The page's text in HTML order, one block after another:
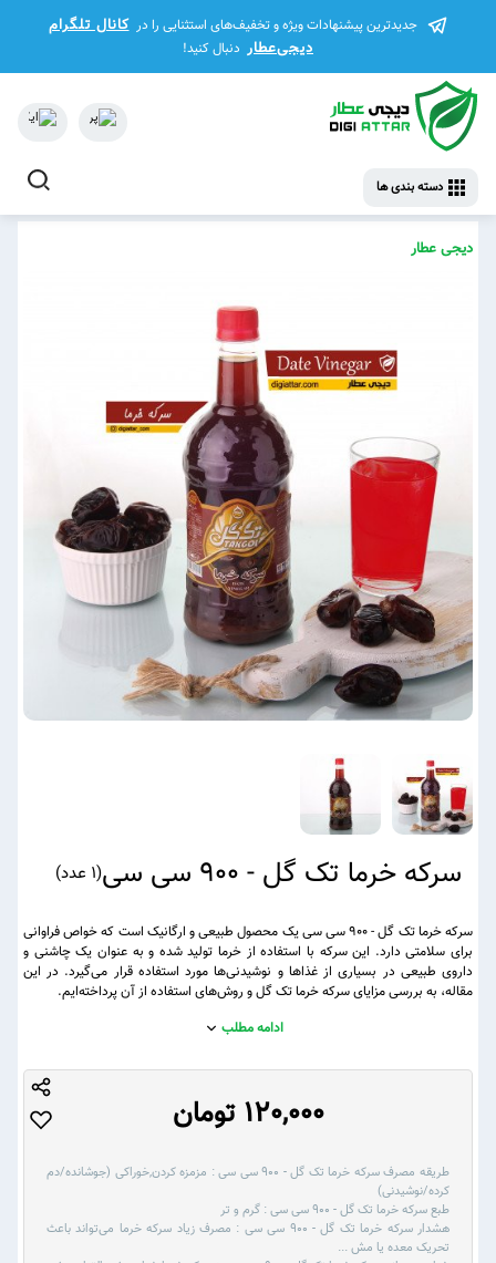
جدیدترین پیشنهادات ویژه و تخفیف‌های استثنایی را در کانال تلگرام
دیجی‌عطار دنبال کنید!
دسته بندی ها
دیجی عطار
سرکه خرما تک گل - 900 سی سی (1 عدد )
سرکه خرما تک گل - 900 سی سی یک محصول طبیعی و ارگانیک است که خواص فراوانی
برای سلامتی دارد. این سرکه با استفاده از خرما تولید شده و به عنوان یک چاشنی و
داروی طبیعی در بسیاری از غذاها و نوشیدنی‌ها مورد استفاده قرار می‌گیرد. در این
مقاله، به بررسی مزایای سرکه خرما تک گل و روش‌های استفاده از آن پرداخته‌ایم.
ادامه مطلب
120,000 تومان
طریقه مصرف سرکه خرما تک گل - 900 سی سی :
مزمزه کردن,خوراکی (جوشانده/دم
کرده/نوشیدنی)
طبع سرکه خرما تک گل - 900 سی سی :
گرم و تر
هشدار سرکه خرما تک گل - 900 سی سی :
مصرف زیاد سرکه خرما می‌تواند باعث
تحریک معده یا مش...